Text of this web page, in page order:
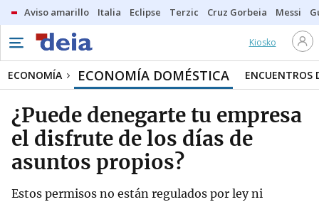
Aviso amarillo Italia Eclipse Terzic Cruz Gorbeia Messi
Kiosko
ECONOMÍA ECONOMÍA DOMÉSTICA ENCUENTROS
¿Puede denegarte tu empresa
el disfrute de los días de
asuntos propios?
Estos permisos no están regulados por ley ni